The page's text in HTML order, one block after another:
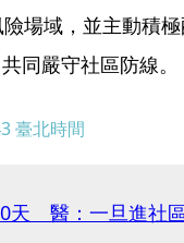
場域，並主動積
同嚴守社區防線。
臺北時間
天 醫：一旦進社